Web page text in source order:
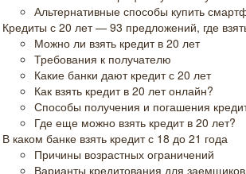
Альтернативные способы купить
Кредиты с 20 лет — 93 предложений, где
Можно ли взять кредит в 20 лет
Требования к получателю
Какие банки дают кредит с 20 лет
Как взять кредит в 20 лет онлайн?
Способы получения и погашения
Где еще можно взять кредит в 20 лет?
В каком банке взять кредит с 18 до 21 года
Причины возрастных ограничений
Варианты кредитования для